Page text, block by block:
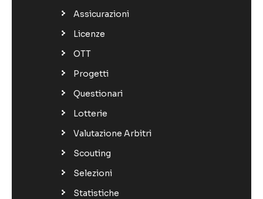
Assicurazioni
Licenze
OTT
Progetti
Questionari
Lotterie
Valutazione Arbitri
Scouting
Selezioni
Statistiche